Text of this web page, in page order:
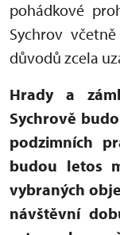
pohádkové
Sychrov
důvodů zcela
Hrady a
Sychrově
podzimních
budou letos
vybraných
návštěvní